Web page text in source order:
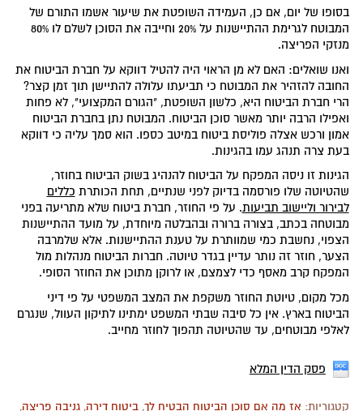
בסופו של יום, אם כן, העמידה השופטת את שיעור אשמו התורם של
המבוטח לגרימת ההתיישנות על 20% וחייבה את הסוכן לשלם לו 80%
מנזקי הפריצה.
ואנו שואלים: האם לא מן הראוי היה להטיל דווקא על חברת הביטוח את
החובה להזהיר את המבוטח כי תביעתו עלולה להתיישן תוך זמן קצר?
הרי חברת הביטוח היא, כלשון השופטת, "הגורם המקצועי", לא פחות
ואפילו הרבה יותר מאשר סוכן הביטוח. המבוטח נתן בחברת הביטוח
אמון ורכש אצלה פוליסת ביטוח במיטב כספו. הוא סמך עליה כי דווקא
בעת צרה תנהג עמו בהגינות.
הגינות זו ניסה המפקח על הביטוח להנהיג בשוק הביטוח בחוזר,
שהטיוטה שלו פורסמה בדיוק לפני שנתיים, תחת הכותרת כללים
לבירור וליישוב תביעות. על פי החוזר, חברת ביטוח שלא מתריעה בפני
מבוטחה בכתב, בצורה ברורה ובהבלטה מיוחדת, על מועד ההתיישנות
הצפוי, נחשבת כמי שמוותרת על טענת ההתיישנות. אלא שלמרבה
הצער, חוזר זה נותר עדיין בגדר טיוטה. חברות הביטוח מנהלות מול
המפקח קרב מאסף כדי לצמצם, או לרוקן מתוכן את החוזר הסופי.
מכל מקום, טיוטת החוזר משקפת את המצב המשפטי על פי דיני
הביטוח בארץ. אין כל סיבה שבתי המשפט ימתינו לתיקון העוול, שנגרם
לאלפי מבוטחים, עד שהטיוטה תהפוך לחוזר מחייב.
פסק הדין המלא
קטגוריות: אז מה אם סוכן הביטוח הבטיח לך,ביטוח דירה,גניבה פריצה,